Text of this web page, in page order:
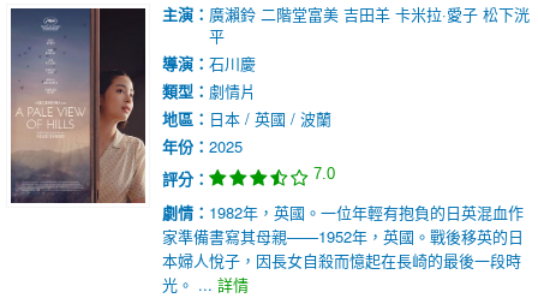
主演： 廣瀨鈴 二階堂富美 吉田羊 卡米拉·愛子 松下洸
平
導演： 石川慶
類型： 劇情片
地區： 日本 / 英國 / 波蘭
年份： 2025
評分：
7.0
劇情： 1982年，英國。一位年輕有抱負的日英混血作
家準備書寫其母親——1952年，英國。戰後移英的日
本婦人悅子，因長女自殺而憶起在長崎的最後一段時
光。 ... 詳情